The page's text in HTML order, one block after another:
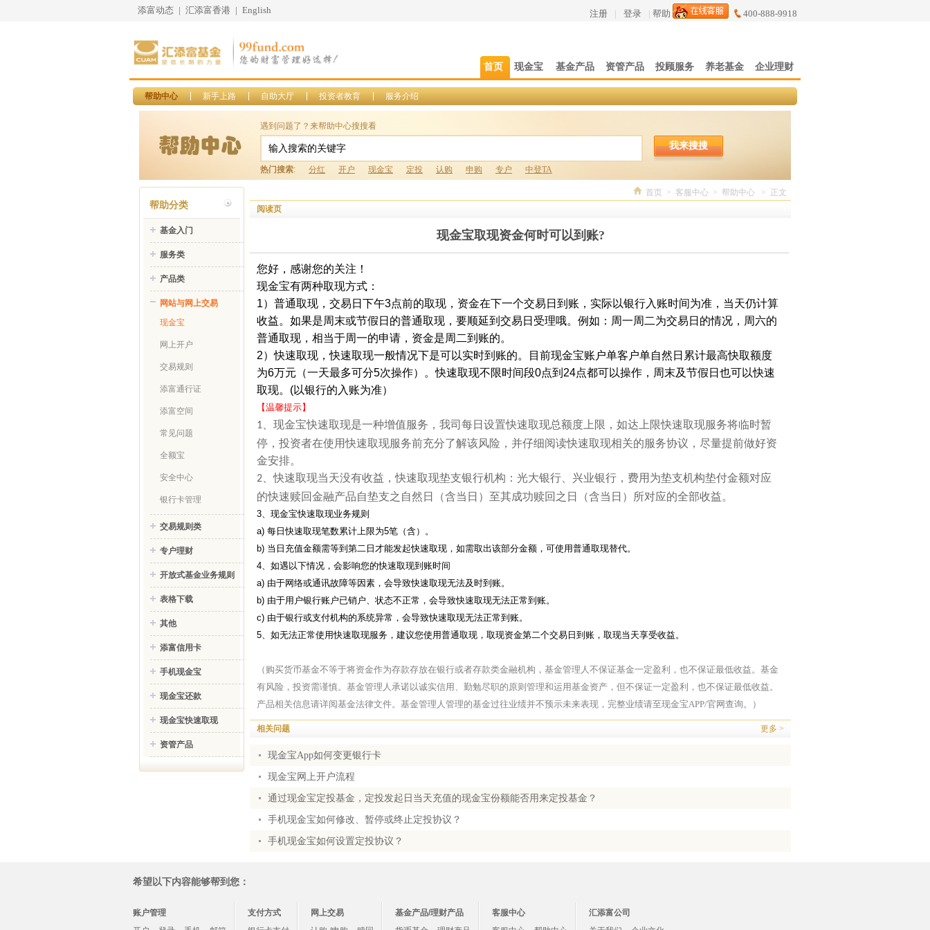
添富动态 | 汇添富香港 | English 注册 | 登录 | 帮助 400-888-9918
首页 现金宝 基金产品 资管产品 投顾服务 养老基金 企业理财
帮助中心 新手上路 自助大厅 投资者教育 服务介绍
遇到问题了？来帮助中心搜搜看
热门搜索: 分红 开户 现金宝 定投 认购 申购 专户 中登TA
我来搜搜
帮助分类
基金入门
服务类
产品类
网站与网上交易
现金宝
网上开户
交易规则
添富通行证
添富空间
常见问题
全额宝
安全中心
银行卡管理
交易规则类
专户理财
开放式基金业务规则
表格下载
其他
添富信用卡
手机现金宝
现金宝还款
现金宝快速取现
资管产品
首页 > 客服中心 > 帮助中心 > 正文
阅读页
现金宝取现资金何时可以到账?
您好，感谢您的关注！
现金宝有两种取现方式：
1）普通取现，交易日下午3点前的取现，资金在下一个交易日到账 ，实际以银行入账时间为准，当天仍计算
收益。如果是周末或节假日的普通取现，要顺延到交易日受理哦。例如：周一周二为交易日的情况，周六的
普通取现，相当于周一的申请，资金是周二到账的。
2）快速取现，快速取现一般情况下是可以实时到账的。目前现金宝账户单客户单自然日累计最高快取额度
为6万元（一天最多可分5次操作）。快速取现不限时间段0点到 24点都可以操作，周末及节假日也可以快速
取现。 (以银行的入账为准）
【温馨提示】
1 、现金宝快速取现是一种增值服务，我司每日设置快速取现总额度上限，如达上限快速取现服务将临时暂
停，投资者在使用快速取现服务前充分了解该风险，并仔细阅读快速取现相关的服务协议，尽量提前做好资
金安排。
2 、快速取现当天没有收益，快速取现垫支银行机构：光大银行、兴业银行，费用为垫支机构垫付金额对应
的快速赎回金融产品自垫支之自然日（含当日）至其成功赎回之日（含当日）所对应的全部收益。
3、现金宝快速取现业务规则
a) 每日快速取现笔数累计上限为5笔（含）。
b) 当日充值金额需等到第二日才能发起快速取现，如需取出该部分金额，可使用普通取现替代。
4、如遇以下情况，会影响您的快速取现到账时间
a) 由于网络或通讯故障等因素，会导致快速取现无法及时到账。
b) 由于用户银行账户已销户、状态不正常，会导致快速取现无法正常到账。
c) 由于银行或支付机构的系统异常，会导致快速取现无法正常到账。
5、如无法正常使用快速取现服务，建议您使用普通取现，取现资金第二个交易日到账，取现当天享受收益。
（购买货币基金不等于将资金作为存款存放在银行或者存款类金融机构，基金管理人不保证基金一定盈利，也不保证最低收益。基金
有风险，投资需谨慎。基金管理人承诺以诚实信用、勤勉尽职的原则管理和运用基金资产，但不保证一定盈利，也不保证最低收益。
产品相关信息请详阅基金法律文件。基金管理人管理的基金过往业绩并不预示未来表现，完整业绩请至现金宝APP/官网查询。）
相关问题 更多 >
现金宝App如何变更银行卡
现金宝网上开户流程
通过现金宝定投基金，定投发起日当天充值的现金宝份额能否用来定投基金？
手机现金宝如何修改、暂停或终止定投协议？
手机现金宝如何设置定投协议？
希望以下内容能够帮到您：
账户管理
支付方式
网上交易
基金产品/理财产品
客服中心
汇添富公司